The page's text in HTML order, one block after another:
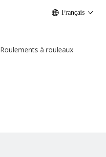
Français
Roulements à rouleaux